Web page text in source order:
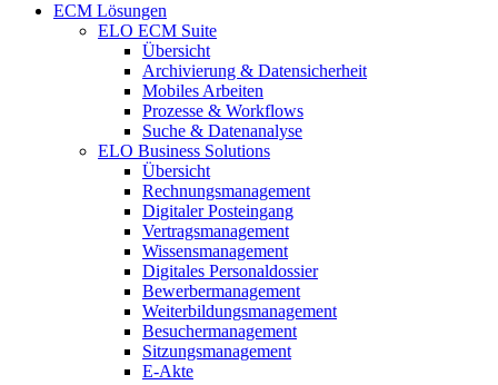
ECM Lösungen
ELO ECM Suite
Übersicht
Archivierung & Datensicherheit
Mobiles Arbeiten
Prozesse & Workflows
Suche & Datenanalyse
ELO Business Solutions
Übersicht
Rechnungsmanagement
Digitaler Posteingang
Vertragsmanagement
Wissensmanagement
Digitales Personaldossier
Bewerbermanagement
Weiterbildungsmanagement
Besuchermanagement
Sitzungsmanagement
E-Akte